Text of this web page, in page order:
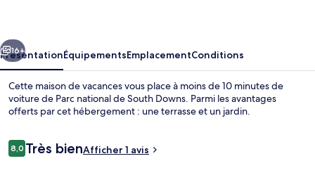
Suivant
16+
PrésentationÉquipementsEmplacementConditions
Cette maison de vacances vous place à moins de 10 minutes de
voiture de Parc national de South Downs. Parmi les avantages
offerts par cet hébergement : une terrasse et un jardin.
Avis
voyageurs
8,08,0 sur 10
Très bienAfficher 1 avis